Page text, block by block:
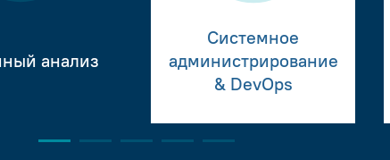
анализ
Системное
администрирование
& DevOps